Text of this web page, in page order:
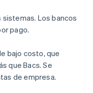
sistemas. Los bancos
pago.
bajo costo, que
que Bacs. Se
de empresa.